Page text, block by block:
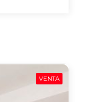
VENTA